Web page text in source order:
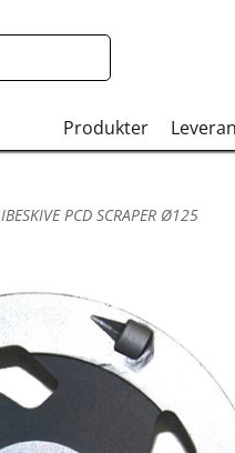
Produkter
PCD SCRAPER Ø125